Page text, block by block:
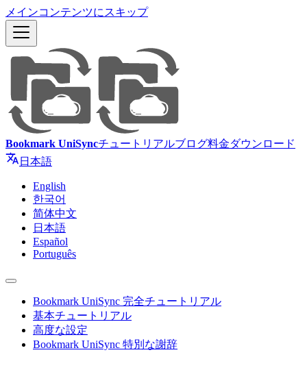
メインコンテンツにスキップ
Bookmark UniSyncチュートリアルブログ料金ダウンロード
日本語
English
한국어
简体中文
日本語
Español
Português
Bookmark UniSync 完全チュートリアル
基本チュートリアル
高度な設定
Bookmark UniSync 特別な謝辞